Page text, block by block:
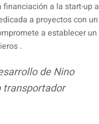
financiación a la start-up a
a proyectos con un
a establecer un
.
de Nino
transportador